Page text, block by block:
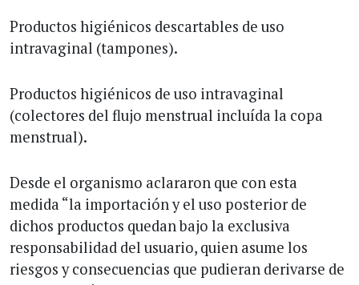
Productos higiénicos descartables de uso
intravaginal (tampones).
Productos higiénicos de uso intravaginal
(colectores del flujo menstrual incluída la copa
menstrual).
Desde el organismo aclararon que con esta
medida “la importación y el uso posterior de
dichos productos quedan bajo la exclusiva
responsabilidad del usuario, quien asume los
riesgos y consecuencias que pudieran derivarse de